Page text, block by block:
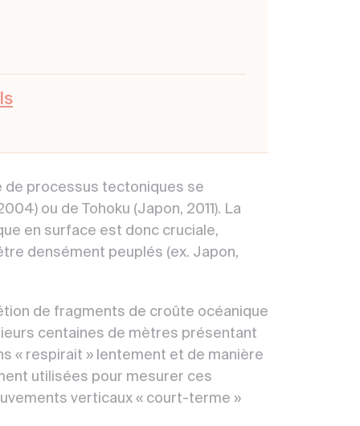
de processus tectoniques se
ou de Tohoku (Japon, 2011). La
en surface est donc cruciale,
densément peuplés (ex. Japon,
de fragments de croûte océanique
centaines de mètres présentant
« respirait » lentement et de manière
utilisées pour mesurer ces
verticaux « court-terme »